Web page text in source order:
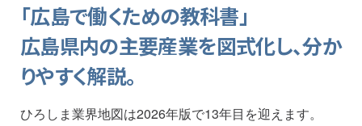
「広島で働くための教科書」
広島県内の主要産業を図式化し、分か
りやすく解説。
ひろしま業界地図は2026年版で13年目を迎えます。